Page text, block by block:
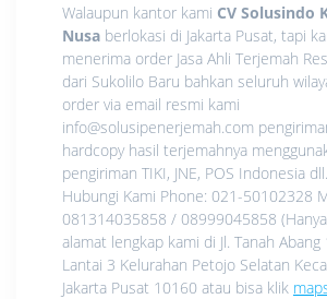
Walaupun kantor kami CV Solusindo
Nusa berlokasi di Jakarta Pusat, tapi
menerima order Jasa Ahli Terjemah
dari Sukolilo Baru bahkan seluruh
order via email resmi kami
info@solusipenerjemah.com
hardcopy hasil terjemahnya
pengiriman TIKI, JNE, POS Indonesia
Hubungi Kami Phone: 021-50102328
081314035858 / 08999045858
alamat lengkap kami di Jl. Tanah Abang
Lantai 3 Kelurahan Petojo Selatan
Jakarta Pusat 10160 atau bisa klik